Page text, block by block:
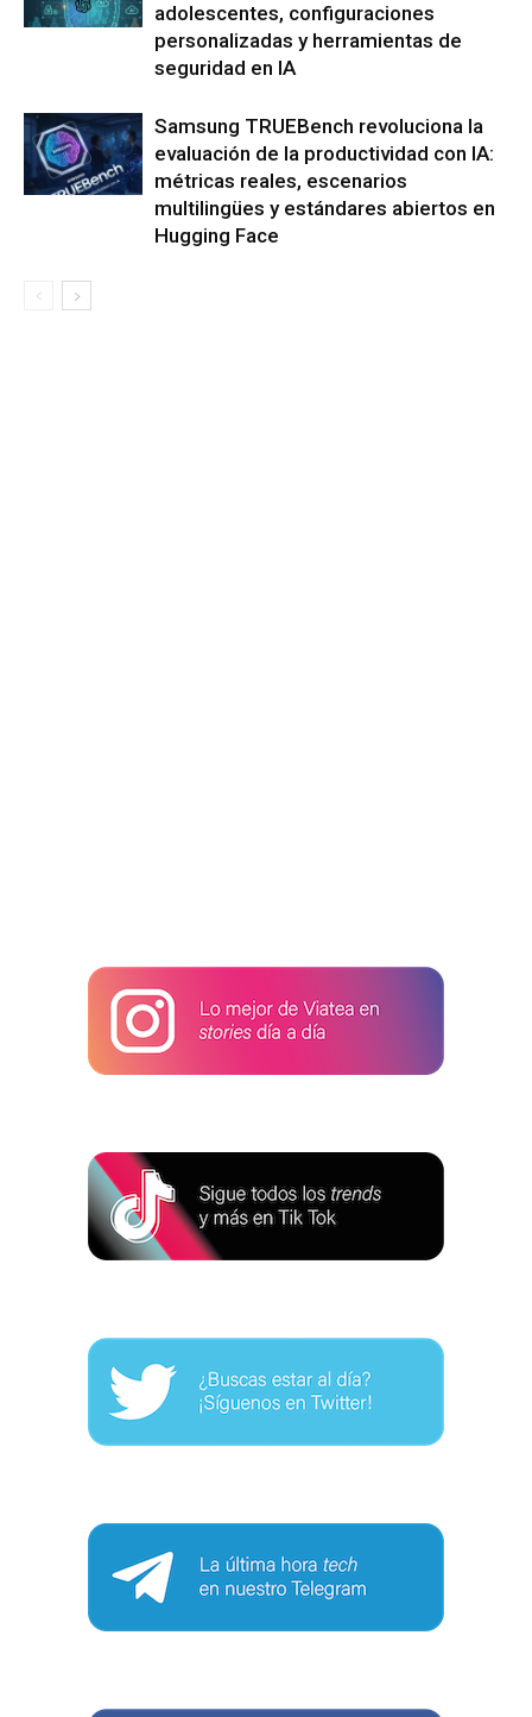
adolescentes, configuraciones
personalizadas y herramientas de
seguridad en IA
Samsung TRUEBench revoluciona la
evaluación de la productividad con IA:
métricas reales, escenarios
multilingües y estándares abiertos en
Hugging Face